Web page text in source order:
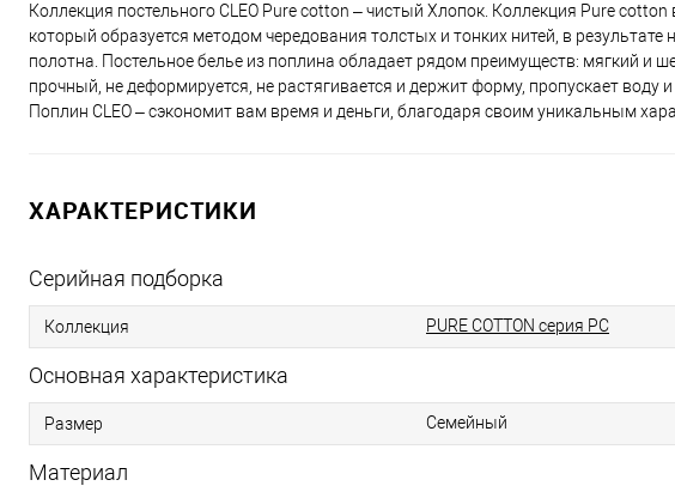
Коллекция постельного CLEO Pure cotton – чистый Хлопок. Коллекция Pure
который образуется методом чередования толстых и тонких нитей, в
полотна. Постельное белье из поплина обладает рядом преимуществ: мягкий и
прочный, не деформируется, не растягивается и держит форму, пропускает воду
Поплин CLEO – сэкономит вам время и деньги, благодаря своим уникальным
ХАРАКТЕРИСТИКИ
Серийная подборка
Коллекция PURE COTTON серия PC
Основная характеристика
Размер Семейный
Материал